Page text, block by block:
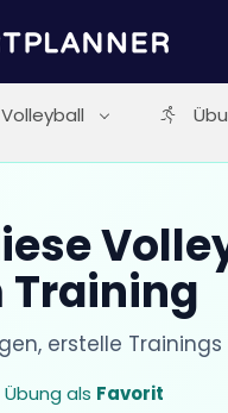
Volleyball
Training
erstelle
als Favorit